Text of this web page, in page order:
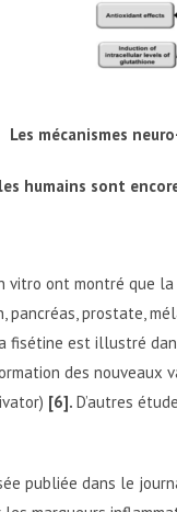
Les mécanismes
humains sont
vitro ont montré que
pancréas, prostate,
fisétine est illustré
des nouveaux
[6]. D’autres
publiée dans le